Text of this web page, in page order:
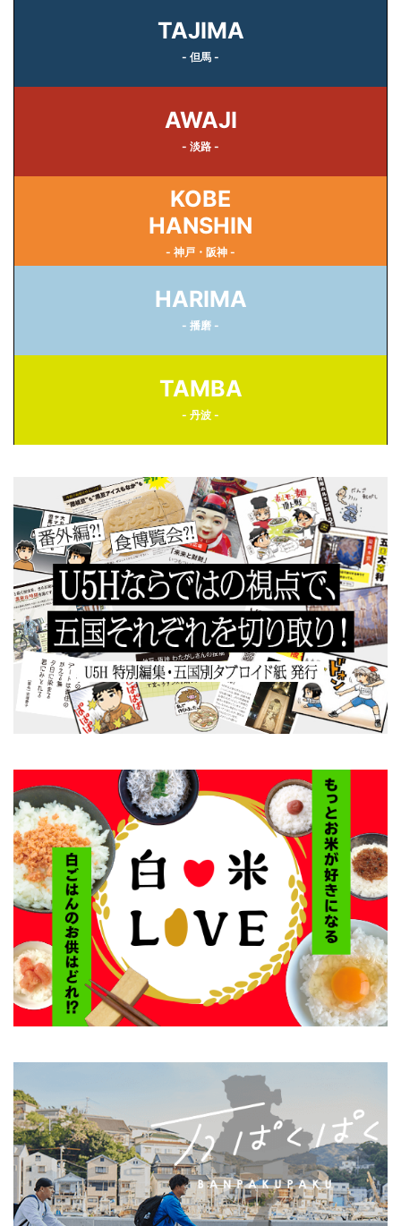
TAJIMA
- 但馬 -
AWAJI
- 淡路 -
KOBE
HANSHIN
- 神戸・阪神 -
HARIMA
- 播磨 -
TAMBA
- 丹波 -